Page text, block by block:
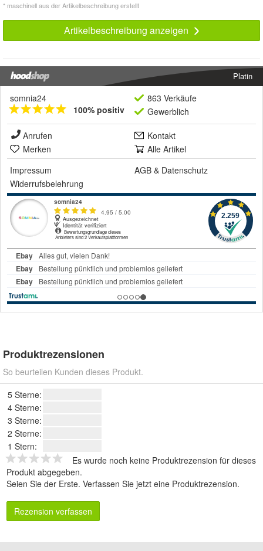
* maschinell aus der Artikelbeschreibung erstellt
Artikelbeschreibung anzeigen
Platin
somnia24
100% positiv
863 Verkäufe
Gewerblich
Anrufen
Kontakt
Merken
Alle Artikel
Impressum
AGB & Datenschutz
Widerrufsbelehrung
Produktrezensionen
So beurteilen Kunden dieses Produkt.
5 Sterne:
4 Sterne:
3 Sterne:
2 Sterne:
1 Stern:
Es wurde noch keine Produktrezension für dieses
Produkt abgegeben.
Seien Sie der Erste. Verfassen Sie jetzt eine Produktrezension.
Rezension verfassen